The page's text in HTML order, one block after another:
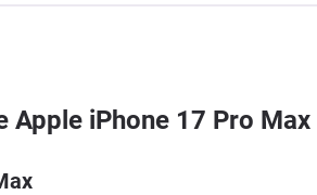
Apple iPhone 17 Pro